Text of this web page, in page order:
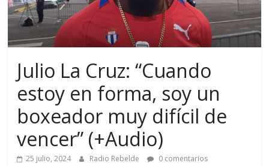
Julio La Cruz: “Cuando
estoy en forma, soy un
boxeador muy difícil de
vencer” (+Audio)
25 julio, 2024 Radio Rebelde 0 comentarios